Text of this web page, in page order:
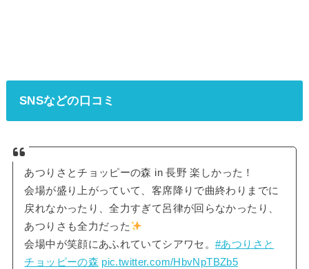
SNSなどの口コミ
あつりさとチョッピーの森 in 長野 楽しかった！
会場が盛り上がっていて、客席降りで曲終わりまでに
戻れなかったり、全力すぎて呂律が回らなかったり、
あつりさも全力だった
会場中が笑顔にあふれていてシアワセ。#あつりさと
チョッピーの森 pic.twitter.com/HbvNpTBZb5